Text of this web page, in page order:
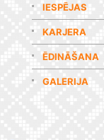
IESPĒJAS
KARJERA
ĒDINĀŠANA
GALERIJA